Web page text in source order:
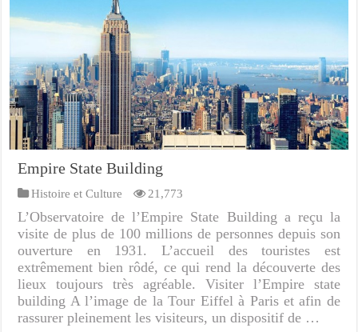
Empire State Building
Histoire et Culture 21,773
L’Observatoire de l’Empire State Building a reçu la
visite de plus de 100 millions de personnes depuis son
ouverture en 1931. L’accueil des touristes est
extrêmement bien rôdé, ce qui rend la découverte des
lieux toujours très agréable. Visiter l’Empire state
building A l’image de la Tour Eiffel à Paris et afin de
rassurer pleinement les visiteurs, un dispositif de …